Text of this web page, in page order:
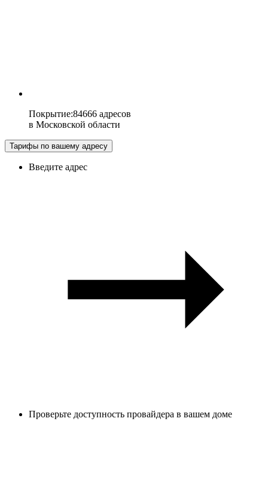
Покрытие:84666 адресов
в Московской области
Тарифы по вашему адресу
Введите адрес
Проверьте доступность провайдера в вашем доме